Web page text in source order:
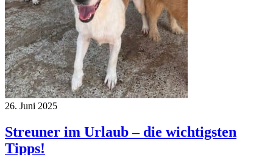
26. Juni 2025
Streuner im Urlaub – die wichtigsten
Tipps!